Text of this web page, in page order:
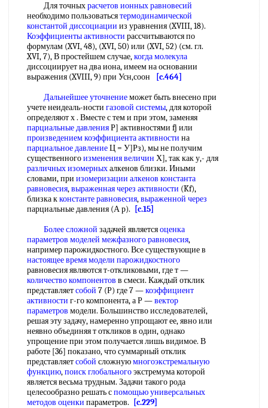
Для точныхрасчетов ионных равновесий
необходимо пользоватьсятермодинамической
константой диссоциации из уравнения (XVIII, 18).
Коэффициенты активности рассчитываются по
формулам (XVI, 48), (XVI, 50) или (XVI, 52) (см. гл.
XVI, 7), В простейшем случае,когда молекула
диссоциирует на два иона, имеем на основании
выражения (XVIII, 9) при Усн,соон
[c.464]
Дальнейшее уточнениеможет быть внесено при
учете неидеаль-ности газовой системы, для которой
определяют х . Вместе с тем и при этом, заменяя
парциальные давленияР] активностями fj или
произведением коэффициента активности на
парциальное давлениеЦ = У]Рз), мы не получим
существенногоизменения величин Х], так как у,- для
различных изомерныхалкенов близки. Иными
словами, при изомеризации алкенов константа
равновесия,выраженная через активности (Kf),
близка кконстанте равновесия,выраженной через
парциальные давления (А р).
[c.15]
Более сложной задачей являетсяоценка
параметров моделей межфазного равновесия,
например парожидкостного. Все существующие в
настоящее времямодели парожидкостного
равновесия являются т-откликовыми, где т —
количество компонентов в смеси. Каждый отклик
представляетсобой 7 (Р) где 7 —коэффициент
активности г-го компонента, а Р —вектор
параметров модели. Большинство исследователей,
решая эту задачу, намеренно упрощают ее, явно или
неявно объединяя т откликов в один, однако
упрощение при этом получается лишь видимое. В
работе [36] показано, что суммарный отклик
представляетсобой сложнуюмногоэкстремальную
функцию,поиск глобальногоэкстремума которой
является весьма трудным. Задачи такого рода
целесообразно решать спомощью универсальных
методов оценки параметров.
[c.229]